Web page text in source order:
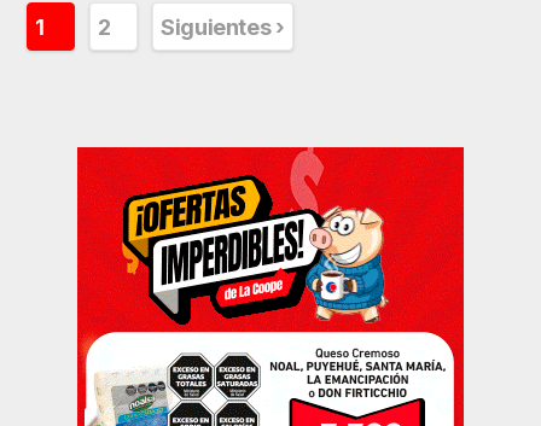
Paginación
1 2 Siguientes ›